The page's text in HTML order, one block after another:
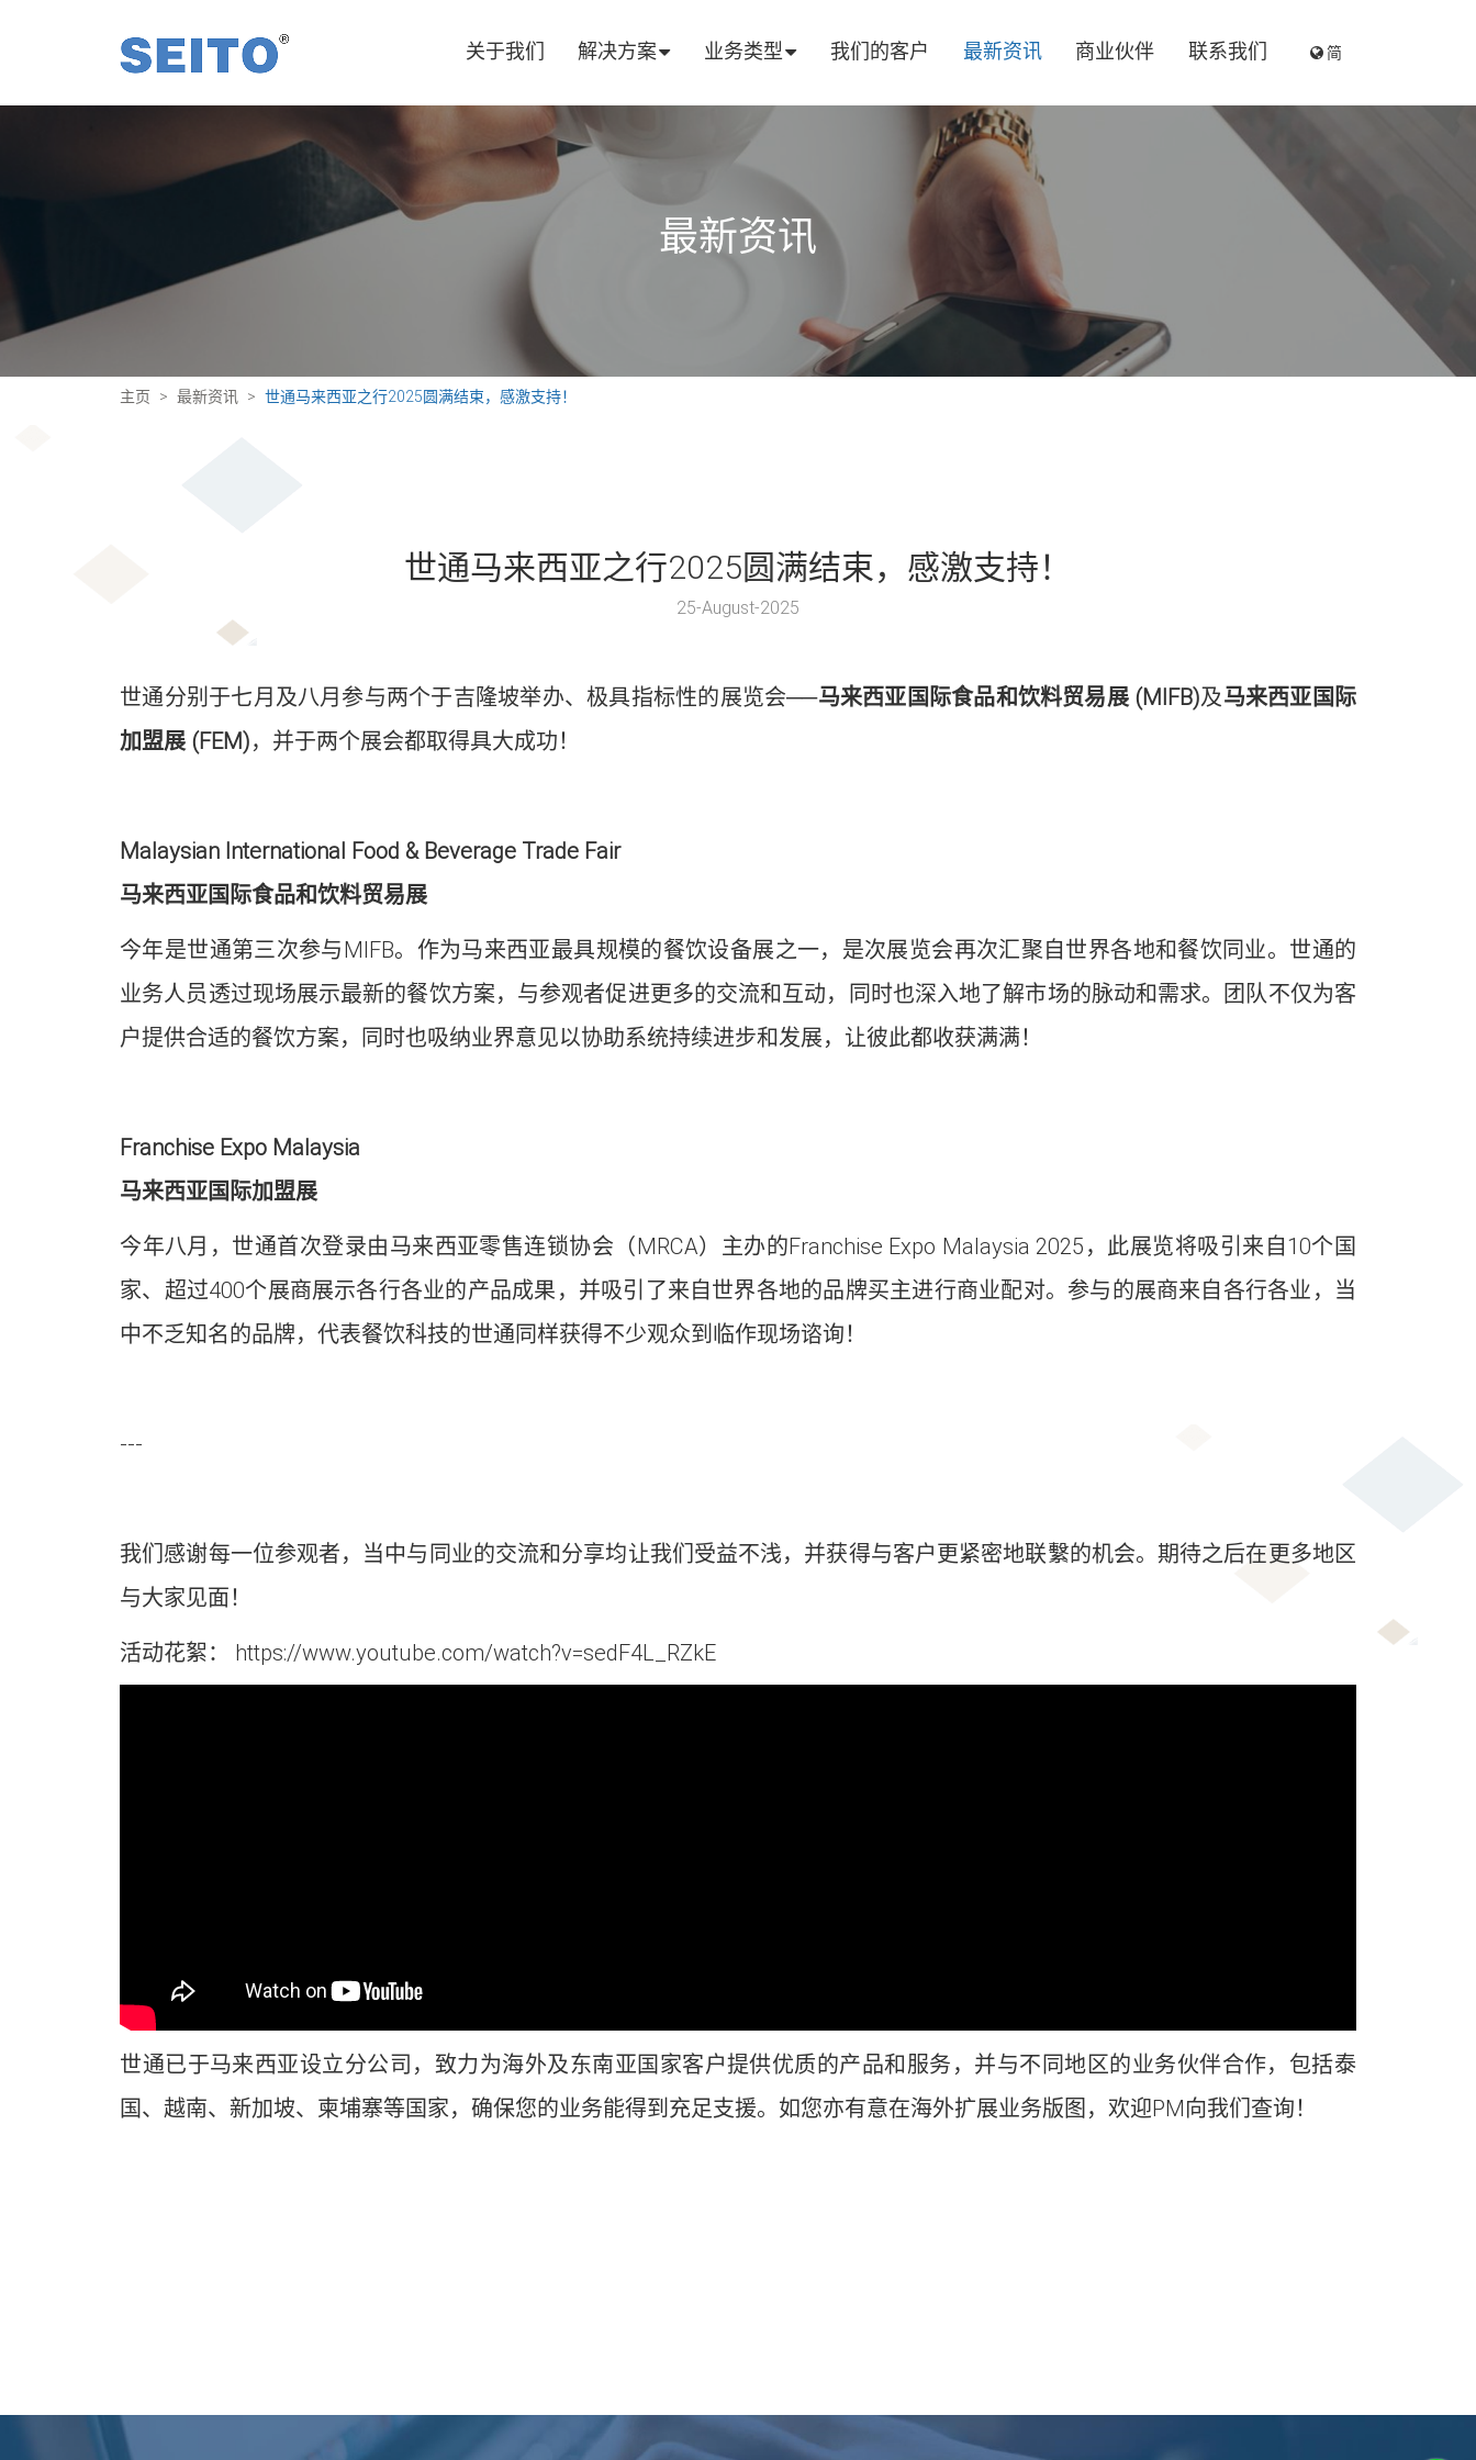
关于我们 解决方案 业务类型 我们的客户 最新资讯 商业伙伴 联系我们 简
最新资讯
主页 最新资讯 世通马来西亚之行2025圆满结束，感激支持！
世通马来西亚之行2025圆满结束，感激支持！
25-August-2025
世通分别于七月及八月参与两个于吉隆坡举办、极具指标性的展览会──马来西亚国际食品和饮料贸易展(MIFB)及马来西亚国际
加盟展 (FEM)，并于两个展会都取得具大成功！
Malaysian International Food & Beverage Trade Fair
马来西亚国际食品和饮料贸易展
今年是世通第三次参与MIFB。作为马来西亚最具规模的餐饮设备展之一，是次展览会再次汇聚自世界各地和餐饮同业。世通的
业务人员透过现场展示最新的餐饮方案，与参观者促进更多的交流和互动，同时也深入地了解市场的脉动和需求。团队不仅为客
户提供合适的餐饮方案，同时也吸纳业界意见以协助系统持续进步和发展，让彼此都收获满满！
Franchise Expo Malaysia
马来西亚国际加盟展
今年八月，世通首次登录由马来西亚零售连锁协会（MRCA）主办的Franchise Expo Malaysia 2025，此展览将吸引来自10个国
家、超过400个展商展示各行各业的产品成果，并吸引了来自世界各地的品牌买主进行商业配对。参与的展商来自各行各业，当
中不乏知名的品牌，代表餐饮科技的世通同样获得不少观众到临作现场谘询！
---
我们感谢每一位参观者，当中与同业的交流和分享均让我们受益不浅，并获得与客户更紧密地联繫的机会。期待之后在更多地区
与大家见面！
活动花絮： https://www.youtube.com/watch?v=sedF4L_RZkE
世通已于马来西亚设立分公司，致力为海外及东南亚国家客户提供优质的产品和服务，并与不同地区的业务伙伴合作，包括泰
国、越南、新加坡、柬埔寨等国家，确保您的业务能得到充足支援。如您亦有意在海外扩展业务版图， 欢迎PM向我们查询！